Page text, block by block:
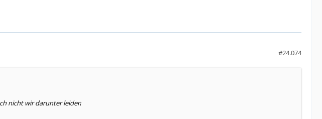
#24.074
nicht wir darunter leiden